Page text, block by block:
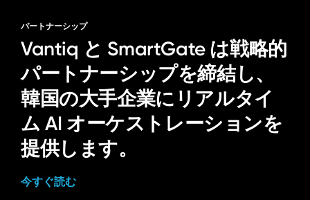
パートナーシップ
Vantiq と SmartGate は戦略的
パートナーシップを締結し、
韓国の大手企業にリアルタイ
ム AI オーケストレーションを
提供します。
今すぐ読む